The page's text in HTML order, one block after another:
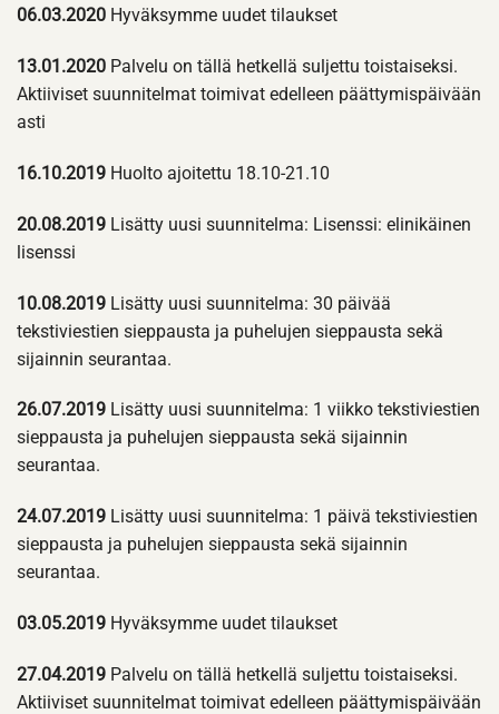
06.03.2020 Hyväksymme uudet tilaukset
13.01.2020 Palvelu on tällä hetkellä suljettu toistaiseksi.
Aktiiviset suunnitelmat toimivat edelleen päättymispäivään
asti
16.10.2019 Huolto ajoitettu 18.10-21.10
20.08.2019 Lisätty uusi suunnitelma: Lisenssi: elinikäinen
lisenssi
10.08.2019 Lisätty uusi suunnitelma: 30 päivää
tekstiviestien sieppausta ja puhelujen sieppausta sekä
sijainnin seurantaa.
26.07.2019 Lisätty uusi suunnitelma: 1 viikko tekstiviestien
sieppausta ja puhelujen sieppausta sekä sijainnin
seurantaa.
24.07.2019 Lisätty uusi suunnitelma: 1 päivä tekstiviestien
sieppausta ja puhelujen sieppausta sekä sijainnin
seurantaa.
03.05.2019 Hyväksymme uudet tilaukset
27.04.2019 Palvelu on tällä hetkellä suljettu toistaiseksi.
Aktiiviset suunnitelmat toimivat edelleen päättymispäivään